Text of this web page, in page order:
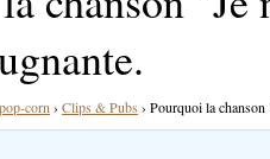
corn › Clips & Pubs › Pourquoi la